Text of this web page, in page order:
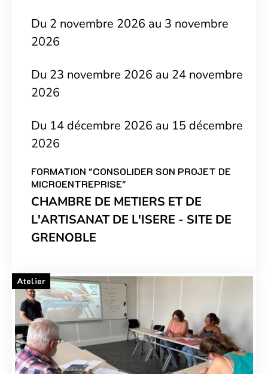
FORMATION "CONSOLIDER SON PROJET DE
MICROENTREPRISE"
Du 2 novembre 2026 au 3 novembre
2026
Du 23 novembre 2026 au 24 novembre
2026
Du 14 décembre 2026 au 15 décembre
2026
CHAMBRE DE METIERS ET DE
L'ARTISANAT DE L'ISERE - SITE DE
GRENOBLE
Atelier